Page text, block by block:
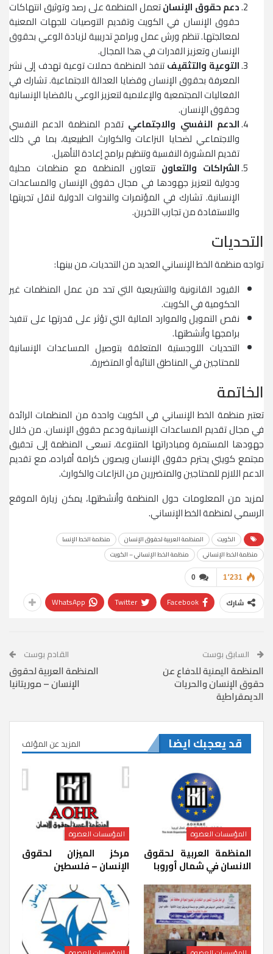
دعم حقوق الإنسانتعمل المنظمة على رصد وتوثيق انتهاكات
حقوق الإنسان في الكويت وتقديم التوصيات للجهات المعنية
لمعالجتها. تنظم ورش عمل وبرامج تدريبية لزيادة الوعي بحقوق
الإنسان وتعزيز القدرات في هذا المجال.
التوعية والتثقيفتنفذ المنظمة حملات توعية تهدف إلى نشر
المعرفة بحقوق الإنسان وقضايا العدالة الاجتماعية. تشارك في
الفعاليات المجتمعية والإعلامية لتعزيز الوعي بالقضايا الإنسانية
وحقوق الإنسان.
الدعم النفسي والاجتماعي تقدم المنظمة الدعم النفسي
والاجتماعي لضحايا النزاعات والكوارث الطبيعية، بما في ذلك
تقديم المشورة النفسية وتنظيم برامج إعادة التأهيل.
الشراكات والتعاون تتعاون المنظمة مع منظمات محلية
ودولية لتعزيز جهودها في مجال حقوق الإنسان والمساعدات
الإنسانية. تشارك في المؤتمرات والندوات الدولية لنقل تجربتها
والاستفادة من تجارب الآخرين.
التحديات
تواجه منظمة الخط الإنساني العديد من التحديات، من بينها:
القيود القانونية والتشريعية التي تحد من عمل المنظمات غير
الحكومية في الكويت.
نقص التمويل والموارد المالية التي تؤثر على قدرتها على تنفيذ
برامجها وأنشطتها.
التحديات اللوجستية المتعلقة بتوصيل المساعدات الإنسانية
للمحتاجين في المناطق النائية أو المتضررة.
الخاتمة
تعتبر منظمة الخط الإنساني في الكويت واحدة من المنظمات الرائدة
في مجال تقديم المساعدات الإنسانية ودعم حقوق الإنسان. من خلال
جهودها المستمرة ومبادراتها المتنوعة، تسعى المنظمة إلى تحقيق
مجتمع كويتي يحترم حقوق الإنسان ويصون كرامة أفراده، مع تقديم
الدعم اللازم للمحتاجين والمتضررين من النزاعات والكوارث.
لمزيد من المعلومات حول المنظمة وأنشطتها، يمكن زيارة الموقع
الرسمي لمنظمة الخط الإنساني.
الكويت المنظمة العربية لحقوق الإنسان
منظمة الخط الإنسا
منظمة الخط الإنساني
منظمة الخط الإنساني – الكويت
0 1٬231
شارك Facebook
Twitter
WhatsApp
السابق بوست
المنظمة اليمنية للدفاع عن
حقوق الإنسان والحريات
الديمقراطية
القادم بوست
المنظمة العربية لحقوق
الإنسان – موريتانيا
قد يعجبك ايضا المزيد عن المؤلف
المؤسسات العضوة
المنظمة العربية لحقوق
الانسان في شمال أوروبا
المؤسسات العضوة
مركز الميزان لحقوق
الإنسان – فلسطين